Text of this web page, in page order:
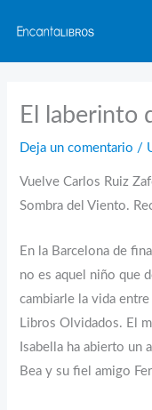
contenido
El laberinto
Deja un comentario /
Vuelve Carlos Ruiz
Sombra del Viento.
En la Barcelona de
no es aquel niño que
cambiarle la vida
Libros Olvidados. El
Isabella ha abierto un
Bea y su fiel amigo